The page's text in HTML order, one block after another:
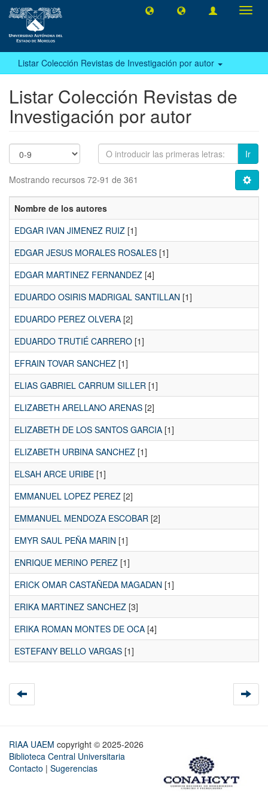
Listar Colección Revistas de Investigación por autor
Listar Colección Revistas de
Investigación por autor
Ir
Mostrando recursos 72-91 de 361
Nombre de los autores
EDGAR IVAN JIMENEZ RUIZ [1]
EDGAR JESUS MORALES ROSALES [1]
EDGAR MARTINEZ FERNANDEZ [4]
EDUARDO OSIRIS MADRIGAL SANTILLAN [1]
EDUARDO PEREZ OLVERA [2]
EDUARDO TRUTIÉ CARRERO [1]
EFRAIN TOVAR SANCHEZ [1]
ELIAS GABRIEL CARRUM SILLER [1]
ELIZABETH ARELLANO ARENAS [2]
ELIZABETH DE LOS SANTOS GARCIA [1]
ELIZABETH URBINA SANCHEZ [1]
ELSAH ARCE URIBE [1]
EMMANUEL LOPEZ PEREZ [2]
EMMANUEL MENDOZA ESCOBAR [2]
EMYR SAUL PEÑA MARIN [1]
ENRIQUE MERINO PEREZ [1]
ERICK OMAR CASTAÑEDA MAGADAN [1]
ERIKA MARTINEZ SANCHEZ [3]
ERIKA ROMAN MONTES DE OCA [4]
ESTEFANY BELLO VARGAS [1]
RIAA UAEM copyright © 2025-2026
Biblioteca Central Universitaria
Contacto | Sugerencias